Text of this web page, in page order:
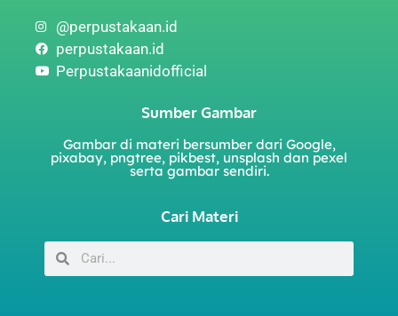
@perpustakaan.id
perpustakaan.id
Perpustakaanidofficial
Sumber Gambar
Gambar di materi bersumber dari Google,
pixabay, pngtree, pikbest, unsplash dan pexel
serta gambar sendiri.
Cari Materi